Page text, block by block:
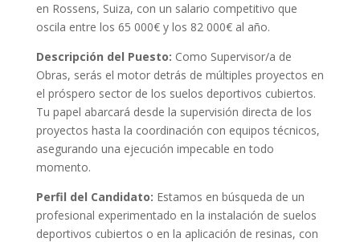
en Rossens, Suiza, con un salario competitivo que
oscila entre los 65 000€ y los 82 000€ al año.
Descripción del Puesto: Como Supervisor/a de
Obras, serás el motor detrás de múltiples proyectos en
el próspero sector de los suelos deportivos cubiertos.
Tu papel abarcará desde la supervisión directa de los
proyectos hasta la coordinación con equipos técnicos,
asegurando una ejecución impecable en todo
momento.
Perfil del Candidato: Estamos en búsqueda de un
profesional experimentado en la instalación de suelos
deportivos cubiertos o en la aplicación de resinas, con